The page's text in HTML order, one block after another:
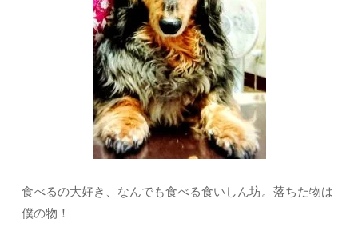
食べるの大好き、なんでも食べる食いしん坊。落ちた物は
僕の物！